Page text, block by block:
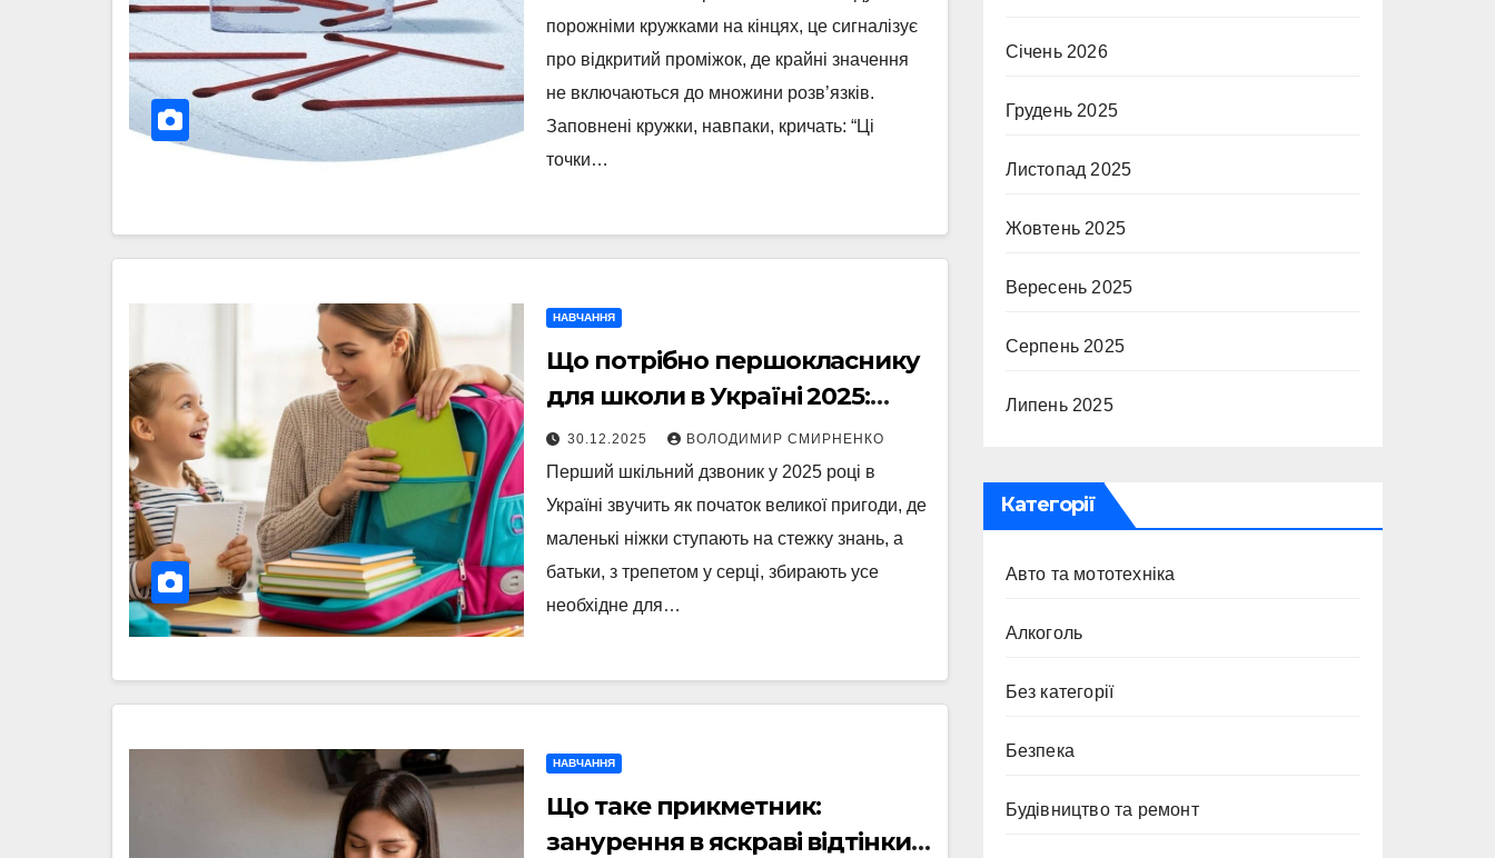
порожніми кружками на кінцях, це сигналізує
про відкритий проміжок, де крайні значення
не включаються до множини розв’язків.
Заповнені кружки, навпаки, кричать: “Ці
точки…
НАВЧАННЯ
Що потрібно першокласнику
для школи в Україні 2025:
повний гід
30.12.2025 ВОЛОДИМИР СМИРНЕНКО
Перший шкільний дзвоник у 2025 році в
Україні звучить як початок великої пригоди, де
маленькі ніжки ступають на стежку знань, а
батьки, з трепетом у серці, збирають усе
необхідне для…
НАВЧАННЯ
Що таке прикметник:
занурення в яскраві відтінки
Січень 2026
Грудень 2025
Листопад 2025
Жовтень 2025
Вересень 2025
Серпень 2025
Липень 2025
Категорії
Авто та мототехніка
Алкоголь
Без категорії
Безпека
Будівництво та ремонт